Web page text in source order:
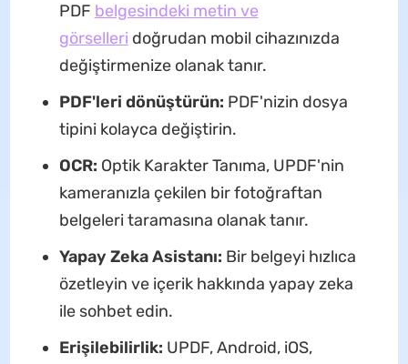
PDF belgesindeki metin ve
görselleri doğrudan mobil cihazınızda
değiştirmenize olanak tanır.
PDF'leri dönüştürün: PDF'nizin dosya
tipini kolayca değiştirin.
OCR: Optik Karakter Tanıma, UPDF'nin
kameranızla çekilen bir fotoğraftan
belgeleri taramasına olanak tanır.
Yapay Zeka Asistanı: Bir belgeyi hızlıca
özetleyin ve içerik hakkında yapay zeka
ile sohbet edin.
Erişilebilirlik: UPDF, Android, iOS,